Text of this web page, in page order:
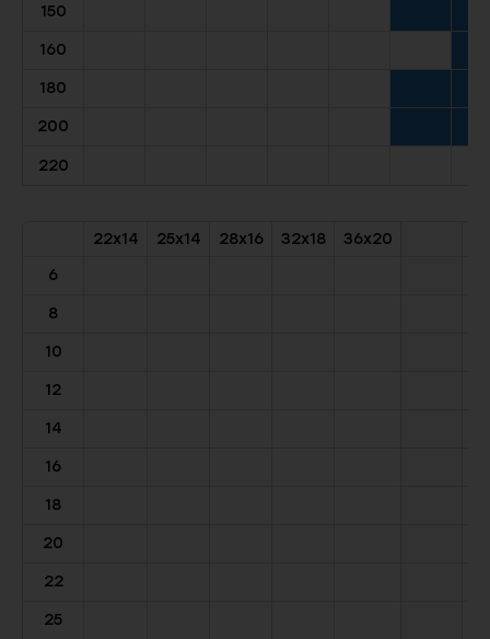
150
160
180
200
220
22x14 25x14 28x16 32x18
36x20
6
8
10
12
14
16
18
20
22
25